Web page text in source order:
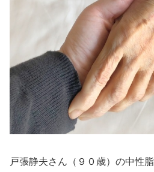
戸張静夫さん（９０歳）の中性